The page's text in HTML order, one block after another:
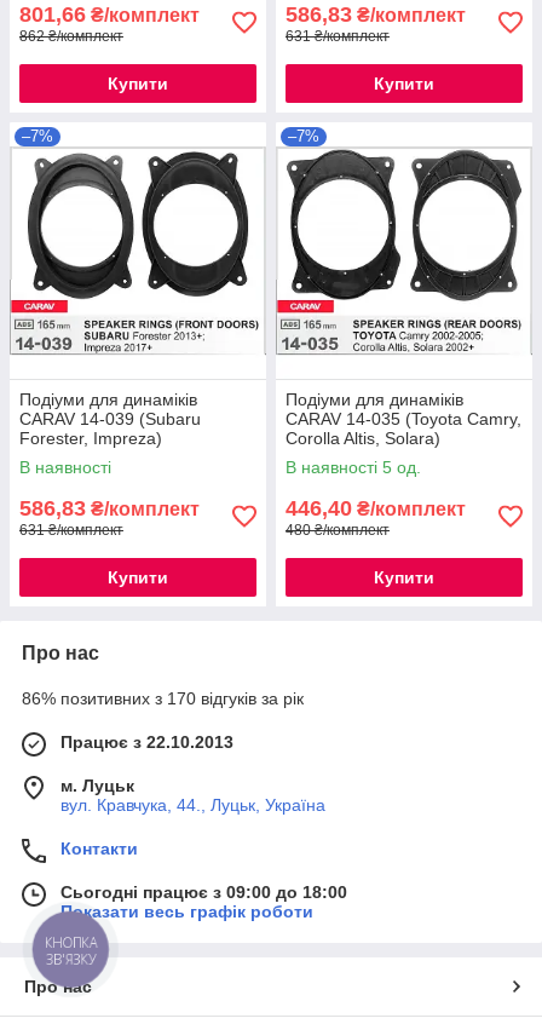
801,66 ₴/комплект
862 ₴/комплект
Купити
586,83 ₴/комплект
631 ₴/комплект
Купити
–7%
Подіуми для динаміків
CARAV 14-039 (Subaru
Forester, Impreza)
В наявності
586,83 ₴/комплект
631 ₴/комплект
Купити
–7%
Подіуми для динаміків
CARAV 14-035 (Toyota Camry,
Corolla Altis, Solara)
В наявності 5 од.
446,40 ₴/комплект
480 ₴/комплект
Купити
Про нас
86% позитивних з 170 відгуків за рік
Працює з 22.10.2013
м. Луцьк
вул. Кравчука, 44., Луцьк, Україна
Контакти
Сьогодні працює з 09:00 до 18:00
Показати весь графік роботи
Про нас
КНОПКА
ЗВ'ЯЗКУ